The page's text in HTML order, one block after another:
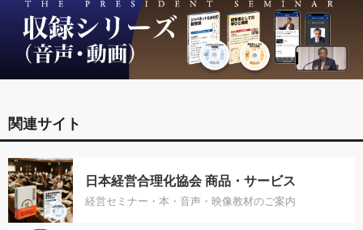
関連サイト
日本経営合理化協会 商品・サービス
経営セミナー・本・音声・映像教材のご案内